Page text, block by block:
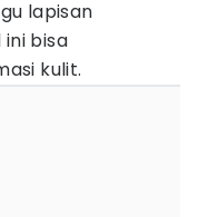
lapisan
ini bisa
kulit.